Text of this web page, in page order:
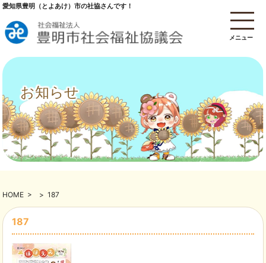
メニュー
愛知県豊明（とよあけ）市の社協さんです！
お知らせ
HOME > > 187
187